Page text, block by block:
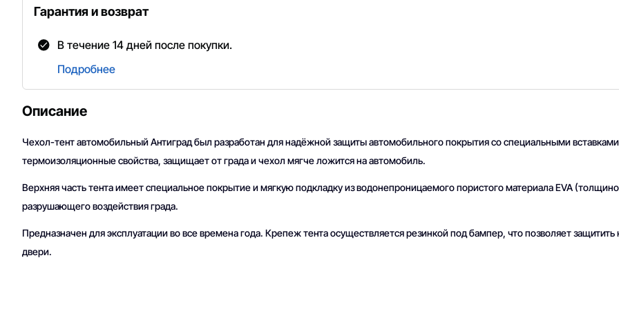
Описание
Чехол-тент автомобильный Антиград был разработан для надёжной защиты автомобильного покрытия со специальными
термоизоляционные свойства, защищает от града и чехол мягче ложится на автомобиль.
Верхняя часть тента имеет специальное покрытие и мягкую подкладку из водонепроницаемого пористого материала EVA
разрушающего воздействия града.
Предназначен для эксплуатации во все времена года. Крепеж тента осуществляется резинкой под бампер, что позволяет
двери.
Гарантия и возврат
В течение 14 дней после покупки.
Подробнее